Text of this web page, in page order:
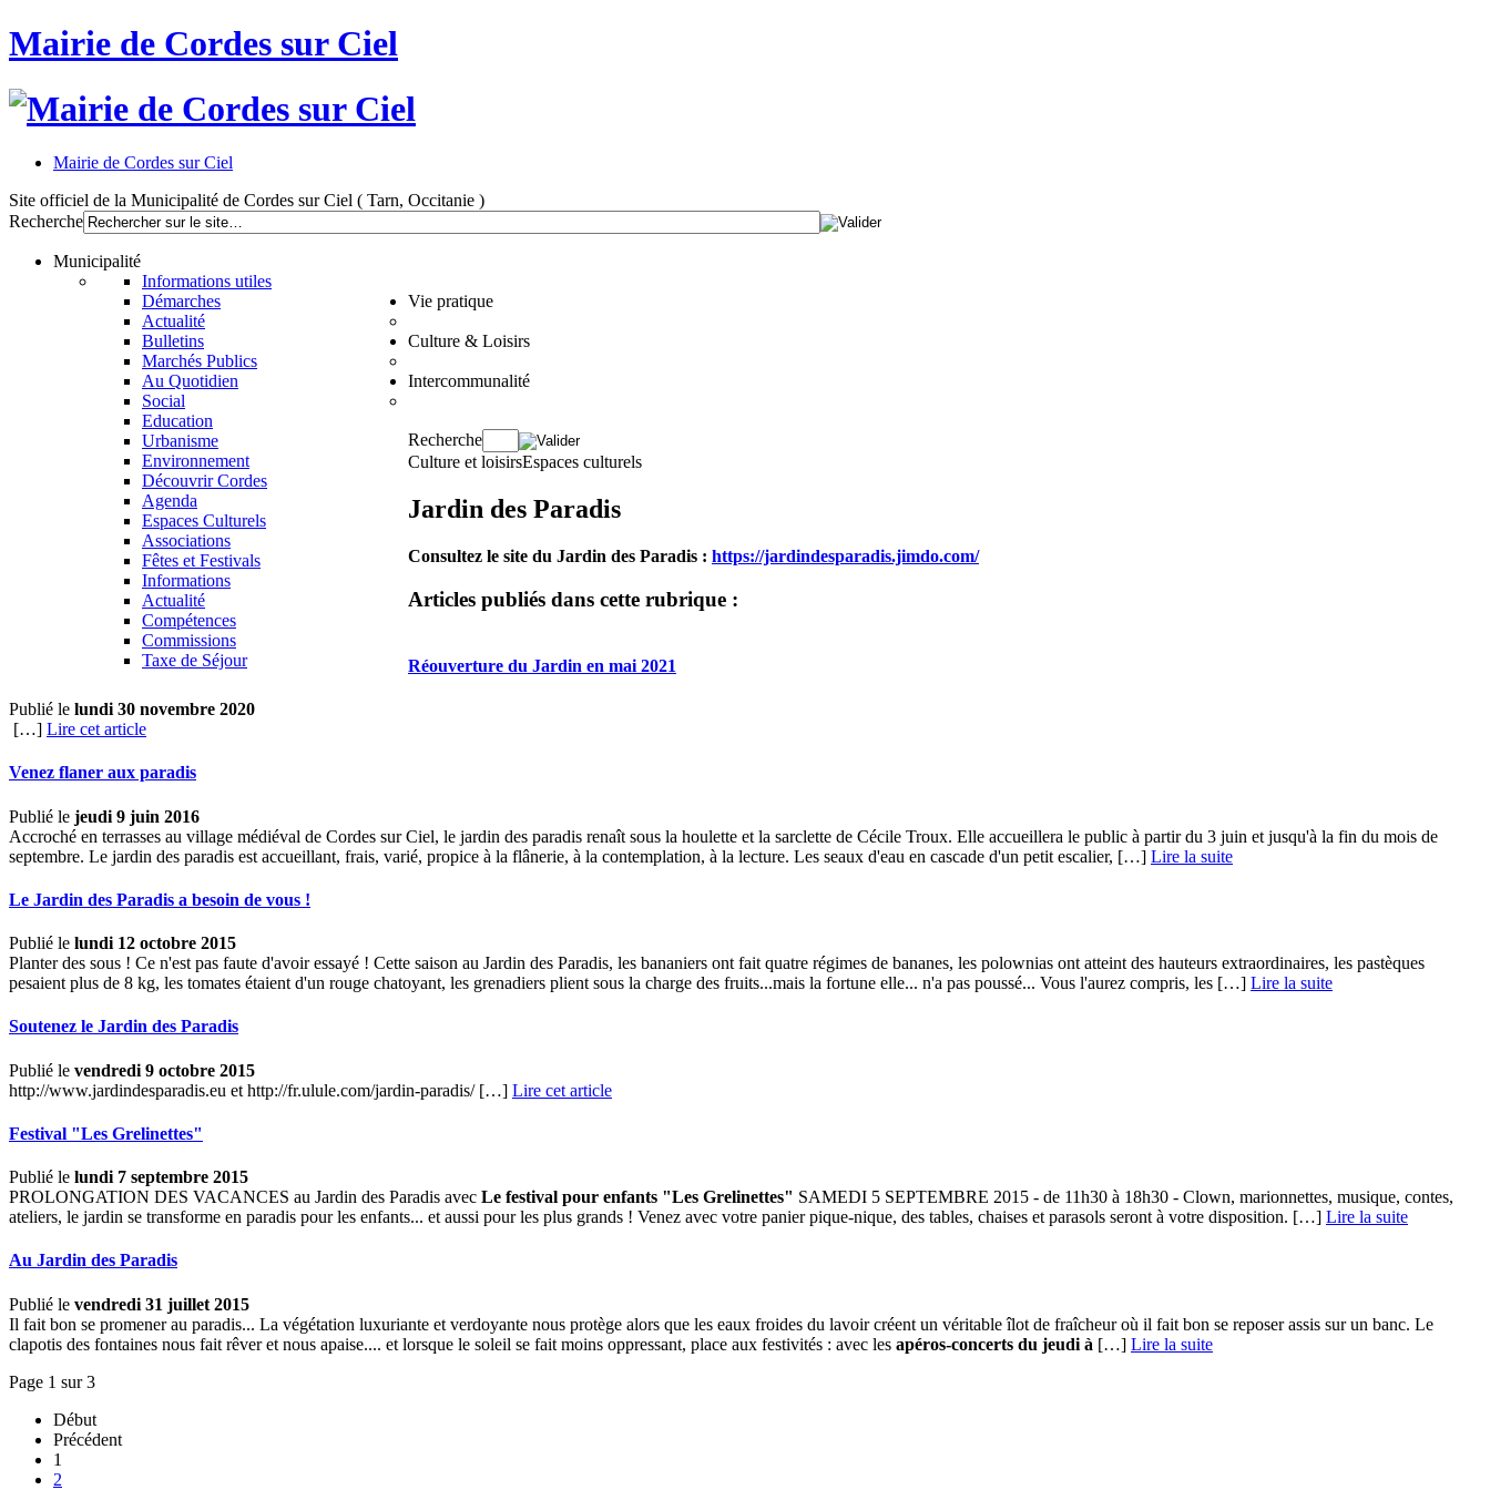
Mairie de Cordes sur Ciel
Mairie de Cordes sur Ciel
Site officiel de la Municipalité de Cordes sur Ciel ( Tarn, Occitanie )
Recherche
Municipalité
Informations utiles
Démarches
Actualité
Bulletins
Marchés Publics
Vie pratique
Au Quotidien
Social
Education
Urbanisme
Environnement
Culture & Loisirs
Découvrir Cordes
Agenda
Espaces Culturels
Associations
Fêtes et Festivals
Intercommunalité
Informations
Actualité
Compétences
Commissions
Taxe de Séjour
Recherche
Culture et loisirsEspaces culturels
Jardin des Paradis
Consultez le site du Jardin des Paradis : https://jardindesparadis.jimdo.com/
Articles publiés dans cette rubrique :
Réouverture du Jardin en mai 2021
Publié le lundi 30 novembre 2020
[…] Lire cet article
Venez flaner aux paradis
Publié le jeudi 9 juin 2016
Accroché en terrasses au village médiéval de Cordes sur Ciel, le jardin des paradis renaît sous la houlette et la sarclette de Cécile Troux. Elle accueillera le public à partir du 3 juin et jusqu'à la fin du mois de
septembre. Le jardin des paradis est accueillant, frais, varié, propice à la flânerie, à la contemplation, à la lecture. Les seaux d'eau en cascade d'un petit escalier, […] ­ Lire la suite
Le Jardin des Paradis a besoin de vous !
Publié le lundi 12 octobre 2015
Planter des sous ! Ce n'est pas faute d'avoir essayé ! Cette saison au Jardin des Paradis, les bananiers ont fait quatre régimes de bananes, les polownias ont atteint des hauteurs extraordinaires, les pastèques
pesaient plus de 8 kg, les tomates étaient d'un rouge chatoyant, les grenadiers plient sous la charge des fruits...mais la fortune elle... n'a pas poussé... Vous l'aurez compris, les […] ­ Lire la suite
Soutenez le Jardin des Paradis
Publié le vendredi 9 octobre 2015
http://www.jardindesparadis.eu et http://fr.ulule.com/jardin-paradis/ […] Lire cet article
Festival "Les Grelinettes"
Publié le lundi 7 septembre 2015
PROLONGATION DES VACANCES au Jardin des Paradis avec Le festival pour enfants "Les Grelinettes" SAMEDI 5 SEPTEMBRE 2015 - de 11h30 à 18h30 - Clown, marionnettes, musique, contes,
ateliers, le jardin se transforme en paradis pour les enfants... et aussi pour les plus grands ! Venez avec votre panier pique-nique, des tables, chaises et parasols seront à votre disposition. […] ­ Lire la suite
Au Jardin des Paradis
Publié le vendredi 31 juillet 2015
Il fait bon se promener au paradis... La végétation luxuriante et verdoyante nous protège alors que les eaux froides du lavoir créent un véritable îlot de fraîcheur où il fait bon se reposer assis sur un banc. Le
clapotis des fontaines nous fait rêver et nous apaise.... et lorsque le soleil se fait moins oppressant, place aux festivités : avec les apéros-concerts du jeudi à […] ­ Lire la suite
Page 1 sur 3
Début
Précédent
1
2